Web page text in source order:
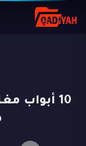
الرئيسية المدونة
10